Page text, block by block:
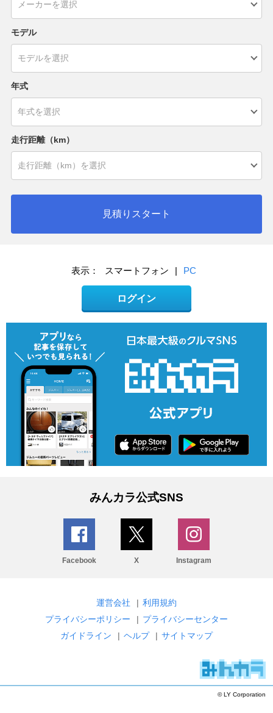
モデル
年式
走行距離（km）
見積りスタート
表示： スマートフォン | PC
ログイン
みんカラ公式SNS
Facebook X Instagram
運営会社 | 利用規約
プライバシーポリシー
| プライバシーセンター
ガイドライン
| ヘルプ | サイトマップ
© LY Corporation